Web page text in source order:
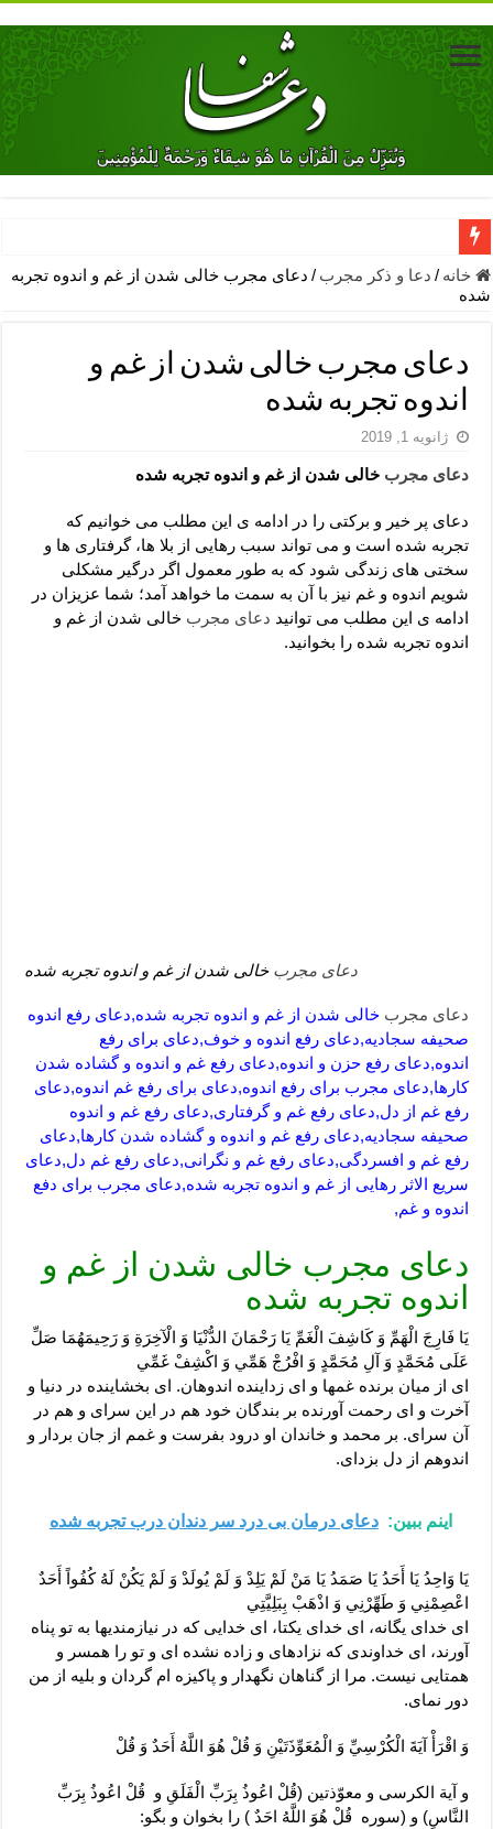
دعای جلب محبت فوری معشوق – دعای جلب محبت شوهر
معجزات دعای یا من اظهر الجمیل – دعای یا من اظهر الجمیل برای
مهم ترین اذکار الهی و فضیلت آن ها – ذکر مخصوص مستجاب الدعوه
دعا برای ترس بچه ها در خواب – دعای ترس و بی خوابی کودکان
لا حول ولا قوة الا بالله برای چشم زخم – دعای چشم زخم ماشاالله
دعای قوی رفع ترس – دعای مجرب برای آرامش قلب و رفع اضطراب
دعا برای پولدار شدن در یک روز – دعای ثروت حضرت سلیمان
خانه / دعا و ذکر مجرب / دعای مجرب خالی شدن از غم و اندوه تجربه
شده
دعای مجرب خالی شدن از غم و
اندوه تجربه شده
ژانویه 1, 2019
دعای مجرب خالی شدن از غم و اندوه تجربه شده
دعای پر خیر و برکتی را در ادامه ی این مطلب می خوانیم که
تجربه شده است و می تواند سبب رهایی از بلا ها، گرفتاری ها و
سختی های زندگی شود که به طور معمول اگر درگیر مشکلی
شویم اندوه و غم نیز با آن به سمت ما خواهد آمد؛ شما عزیزان در
ادامه ی این مطلب می توانید دعای مجرب خالی شدن از غم و
اندوه تجربه شده را بخوانید.
دعای مجرب خالی شدن از غم و اندوه تجربه شده
دعای مجرب خالی شدن از غم و اندوه تجربه شده,دعای رفع اندوه
صحیفه سجادیه,دعای رفع اندوه و خوف,دعای برای رفع
اندوه,دعای رفع حزن و اندوه,دعای رفع غم و اندوه و گشاده شدن
کارها,دعای مجرب برای رفع اندوه,دعای برای رفع غم اندوه,دعای
رفع غم از دل,دعای رفع غم و گرفتاری,دعای رفع غم و اندوه
صحیفه سجادیه,دعای رفع غم و اندوه و گشاده شدن کارها,دعای
رفع غم و افسردگی,دعای رفع غم و نگرانی,دعای رفع غم دل,دعای
سریع الاثر رهایی از غم و اندوه تجربه شده,دعای مجرب برای دفع
اندوه و غم,
دعای مجرب خالی شدن از غم و
اندوه تجربه شده
‏يَا فَارِجَ الْهَمِّ وَ كَاشِفَ الْغَمِّ يَا رَحْمَانَ الدُّنْيَا وَ الْآخِرَةِ وَ رَحِيمَهُمَا صَلِّ
عَلَى مُحَمَّدٍ وَ آلِ مُحَمَّدٍ وَ افْرُجْ هَمِّي وَ اكْشِفْ غَمِّي‏
اى از ميان برنده غمها و اى زداينده اندوهان. اى بخشاينده در دنيا و
آخرت و اى رحمت آورنده بر بندگان خود هم در اين سراى و هم در
آن سراى. بر محمد و خاندان او درود بفرست و غمم از جان بردار و
اندوهم از دل بزداى.
اینم ببین: دعای درمان بی درد سر دندان درب تجربه شده
يَا وَاحِدُ يَا أَحَدُ يَا صَمَدُ يَا مَنْ لَمْ يَلِدْ وَ لَمْ يُولَدْ وَ لَمْ يَكُنْ لَهُ كُفُواً أَحَدٌ
اعْصِمْنِي وَ طَهِّرْنِي وَ اذْهَبْ بِبَلِيَّتِي‏
اى خداى يگانه، اى خداى يكتا، اى خدايى كه در نيازمنديها به تو پناه
آورند، اى خداوندى كه نزاده‏اى و زاده نشده‏ اى و تو را همسر و
همتايى نيست. مرا از گناهان نگه‏دار و پاكيزه ‏ام گردان و بليه از من
دور نماى.
وَ اقْرَأْ آيَةَ الْكُرْسِيِّ وَ الْمُعَوِّذَتَيْنِ وَ قُلْ هُوَ اللَّهُ أَحَدٌ وَ قُلْ‏
و آية الكرسى و معوّذتين (قُلْ اعُوذُ بِرَبِّ الْفَلَقِ‏ و قُلْ اعُوذُ بِرَبِّ
النَّاسِ‏) و (سوره قُلْ هُوَ اللَّهُ احَدٌ ) را بخوان و بگو: